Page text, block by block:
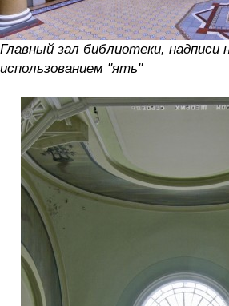
Главный зал библиотеки, надписи
использованием "ять"